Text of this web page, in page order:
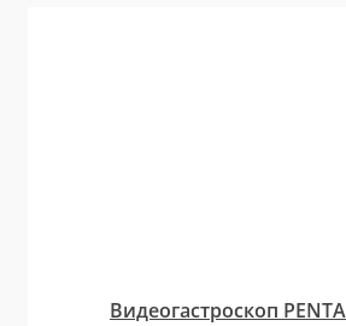
Видеогастроскоп